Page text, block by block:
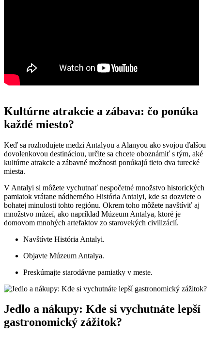
Kultúrne atrakcie a zábava: čo ponúka
každé miesto?
Keď sa rozhodujete medzi Antalyou a Alanyou ako svojou ďalšou
dovolenkovou destináciou, určite sa chcete oboznámiť s tým, aké
kultúrne atrakcie a zábavné možnosti ponúkajú tieto dva turecké
miesta.
V Antalyi si môžete vychutnať nespočetné množstvo historických
pamiatok vrátane nádherného História Antalyi, kde sa dozviete o
bohatej minulosti tohto regiónu. Okrem toho môžete navštíviť aj
množstvo múzeí, ako napríklad Múzeum Antalya, ktoré je
domovom mnohých artefaktov zo starovekých civilizácií.
Navštívte História Antalyi.
Objavte Múzeum Antalya.
Preskúmajte starodávne pamiatky v meste.
Jedlo a nákupy: Kde si vychutnáte lepší
gastronomický zážitok?